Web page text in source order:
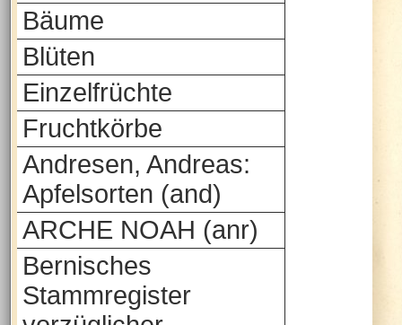
Bäume
Blüten
Einzelfrüchte
Fruchtkörbe
Andresen, Andreas:
Apfelsorten (and)
ARCHE NOAH (anr)
Bernisches
Stammregister